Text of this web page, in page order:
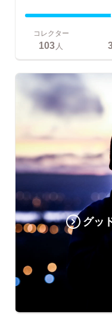
コレクター
103人
グッ